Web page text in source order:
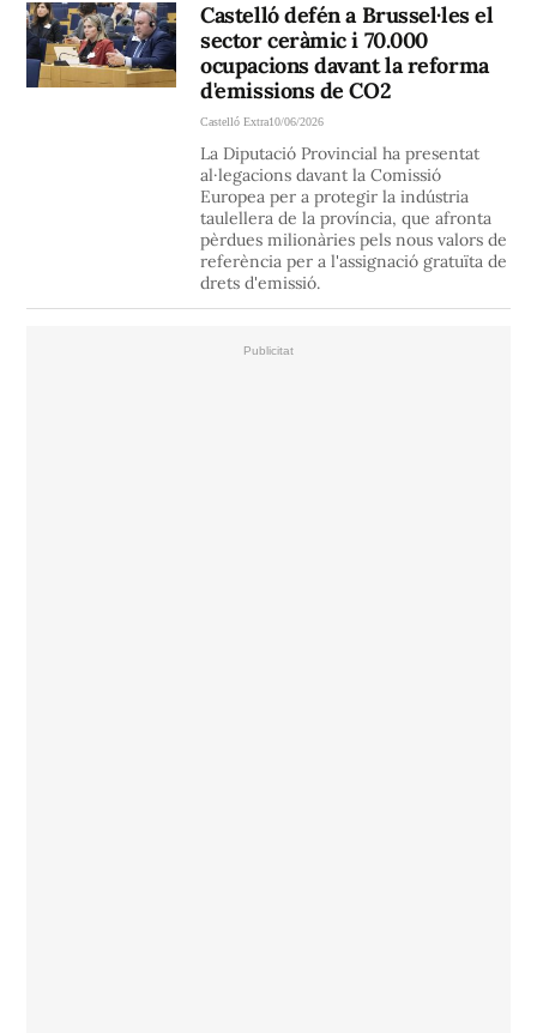
Castelló defén a Brussel·les el
sector ceràmic i 70.000
ocupacions davant la reforma
d'emissions de CO2
Castelló Extra10/06/2026
La Diputació Provincial ha presentat
al·legacions davant la Comissió
Europea per a protegir la indústria
taulellera de la província, que afronta
pèrdues milionàries pels nous valors de
referència per a l'assignació gratuïta de
drets d'emissió.